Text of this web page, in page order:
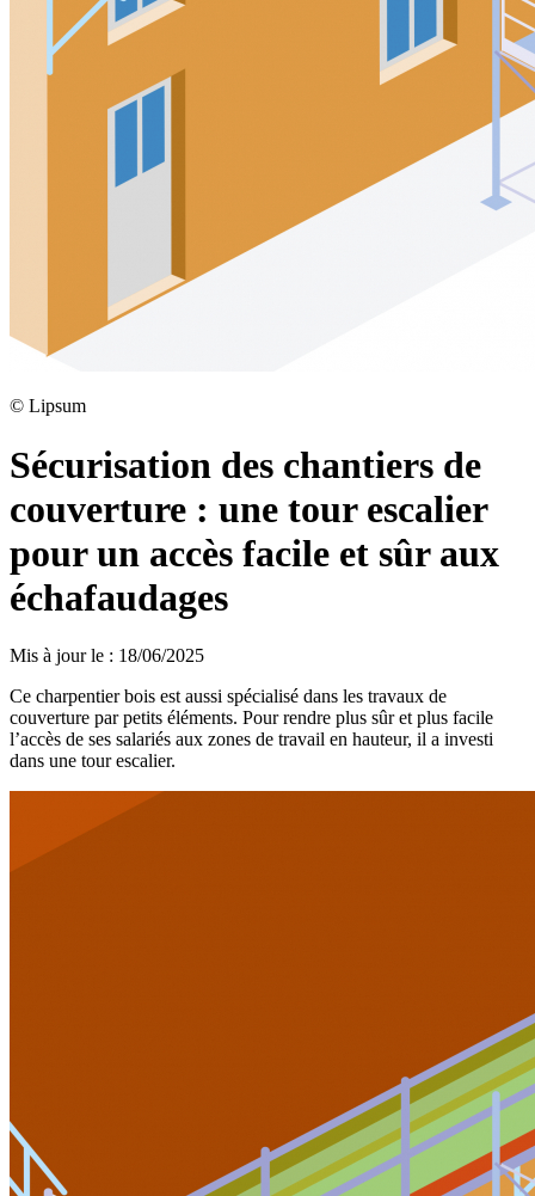
© Lipsum
Sécurisation des chantiers de
couverture : une tour escalier
pour un accès facile et sûr aux
échafaudages
Mis à jour le : 18/06/2025
Ce charpentier bois est aussi spécialisé dans les travaux de
couverture par petits éléments. Pour rendre plus sûr et plus facile
l’accès de ses salariés aux zones de travail en hauteur, il a investi
dans une tour escalier.